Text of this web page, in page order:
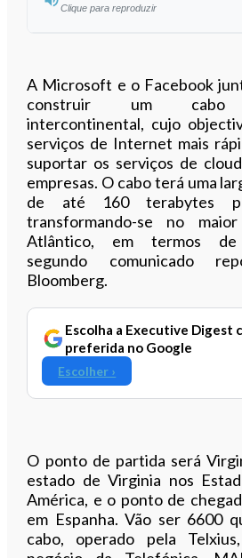
Clique para reproduzir
A Microsoft e o Facebook
construir um cabo
intercontinental, cujo
serviços de Internet mais
suportar os serviços de
empresas. O cabo terá uma
de até 160 terabytes
transformando-se no
Atlântico, em termos de
segundo comunicado
Bloomberg.
Escolha a Executive Digest
preferida no Google
Escolher ›
O ponto de partida será
estado de Virginia nos
América, e o ponto de
em Espanha. Vão ser 6600
cabo, operado pela